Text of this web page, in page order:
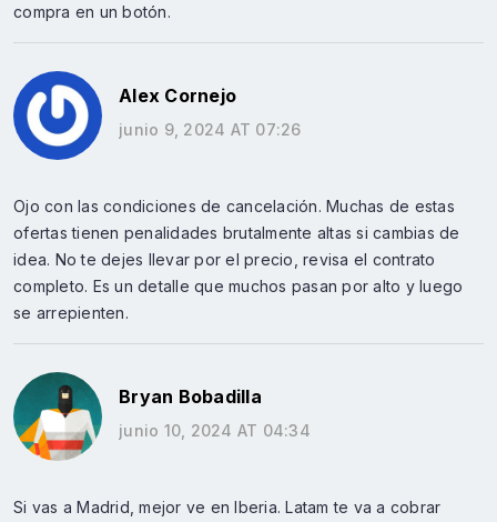
compra en un botón.
Alex Cornejo
junio 9, 2024 AT 07:26
Ojo con las condiciones de cancelación. Muchas de estas
ofertas tienen penalidades brutalmente altas si cambias de
idea. No te dejes llevar por el precio, revisa el contrato
completo. Es un detalle que muchos pasan por alto y luego
se arrepienten.
Bryan Bobadilla
junio 10, 2024 AT 04:34
Si vas a Madrid, mejor ve en Iberia. Latam te va a cobrar